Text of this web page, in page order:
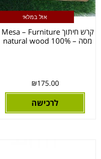
אזל במלאי
קרש חיתוך Mesa – Furniture
מסה – 100% natural wood
₪175.00
לרכישה